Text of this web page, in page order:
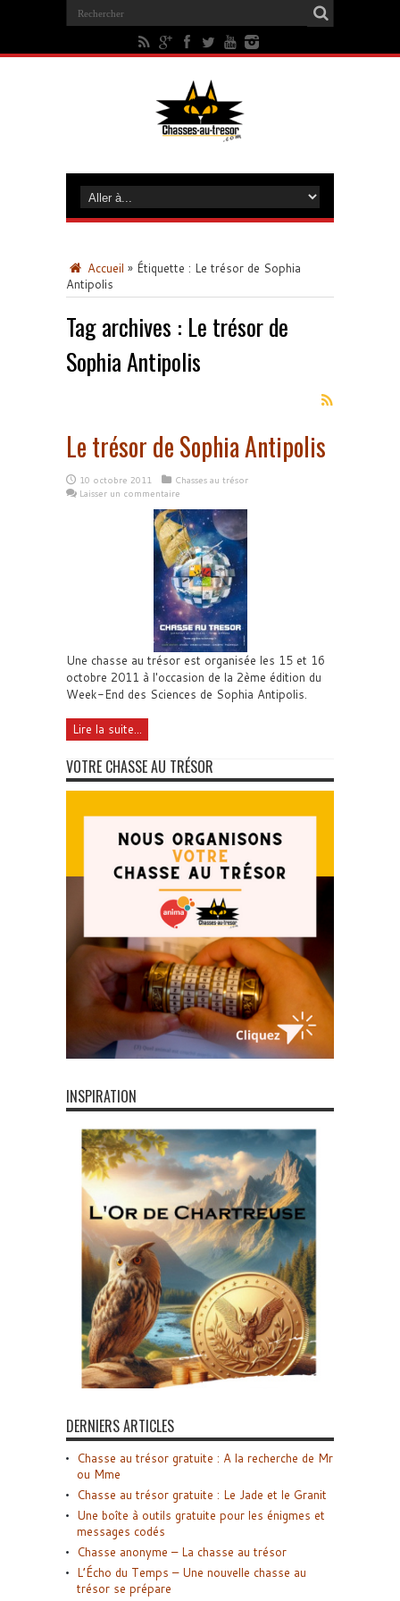
Accueil » Étiquette : Le trésor de Sophia
Antipolis
Tag archives : Le trésor de
Sophia Antipolis
Le trésor de Sophia Antipolis
10 octobre 2011
Chasses au trésor
Laisser un commentaire
Une chasse au trésor est organisée les 15 et 16
octobre 2011 à l'occasion de la 2ème édition du
Week-End des Sciences de Sophia Antipolis.
Lire la suite...
VOTRE CHASSE AU TRÉSOR
INSPIRATION
DERNIERS ARTICLES
Chasse au trésor gratuite : A la recherche de Mr
ou Mme
Chasse au trésor gratuite : Le Jade et le Granit
Une boîte à outils gratuite pour les énigmes et
messages codés
Chasse anonyme – La chasse au trésor
L’Écho du Temps – Une nouvelle chasse au
trésor se prépare